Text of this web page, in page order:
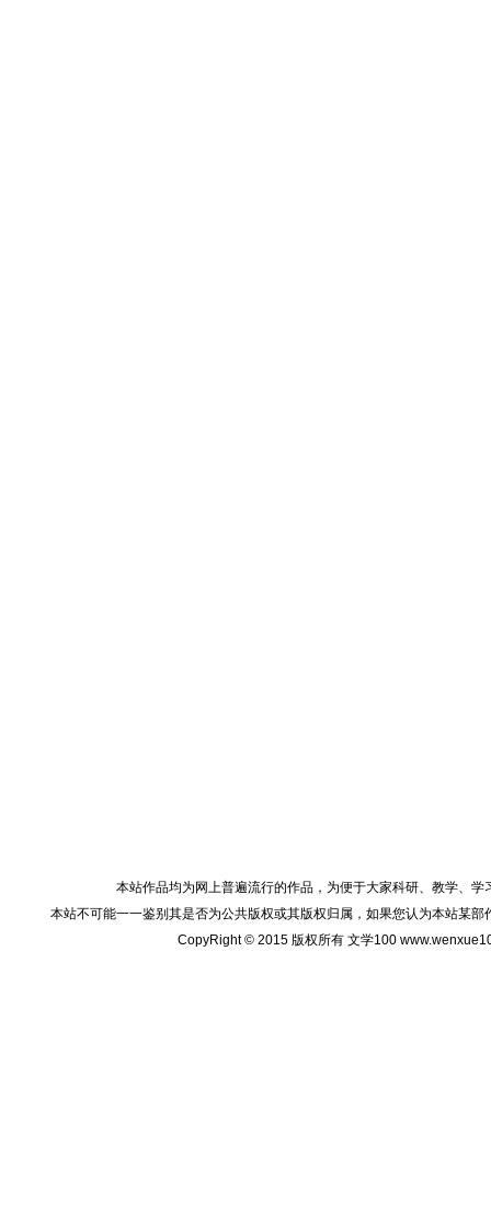
本站作品均为网上普遍流行的作品，为便于大家科研、教学、
本站不可能一一鉴别其是否为公共版权或其版权归属，如果您认为本站某
CopyRight © 2015 版权所有 文学100